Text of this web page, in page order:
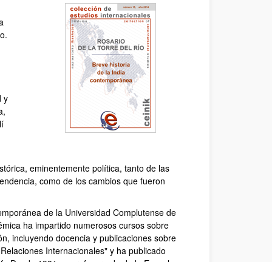
y
eminentemente política, tanto de las
como de los cambios que fueron
de la Universidad Complutense de
ha impartido numerosos cursos sobre
incluyendo docencia y publicaciones sobre
Internacionales" y ha publicado